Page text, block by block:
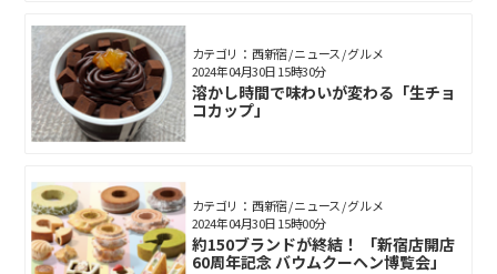
カテゴリ： 西新宿 / ニュース / グルメ
溶かし時間で味わいが変わる「生チョ
コカップ」
2024年04月30日 15時30分
カテゴリ： 西新宿 / ニュース / グルメ
約150ブランドが終結！ 「新宿店開店
60周年記念 バウムクーヘン博覧会」
2024年04月30日 15時00分